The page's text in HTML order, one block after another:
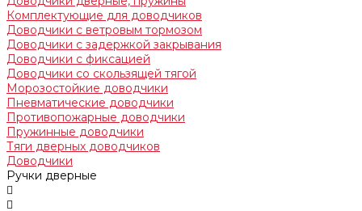
Комплектующие для доводчиков
Доводчики с ветровым тормозом
Доводчики с задержкой закрывания
Доводчики с фиксацией
Доводчики со скользящей тягой
Морозостойкие доводчики
Пневматические доводчики
Противопожарные доводчики
Пружинные доводчики
Тяги дверных доводчиков
Доводчики
Ручки дверные